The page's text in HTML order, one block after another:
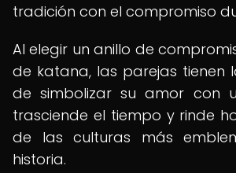
tradición con el compromiso
Al elegir un anillo de
de katana, las parejas tienen
de simbolizar su amor con
trasciende el tiempo y rinde
de las culturas más
historia.